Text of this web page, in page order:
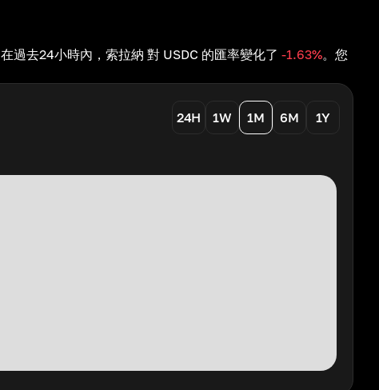
過去24小時內，索拉納 對 USDC 的匯率變化了 -1.63%。您
24H 1W 1M 6M 1Y